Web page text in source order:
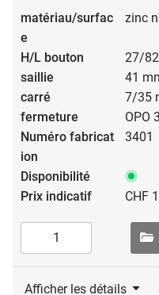
zinc
27/
41
7/35
OPO
3401
CHF
Afficher les détails